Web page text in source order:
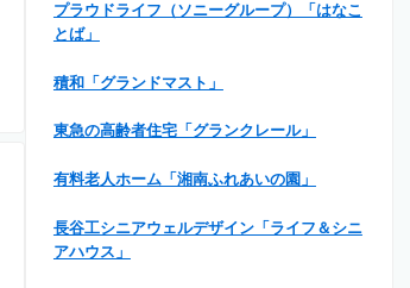
プラウドライフ（ソニーグループ）「はなこ
とば」
積和「グランドマスト」
東急の高齢者住宅「グランクレール」
有料老人ホーム「湘南ふれあいの園」
長谷工シニアウェルデザイン「ライフ＆シニ
アハウス」